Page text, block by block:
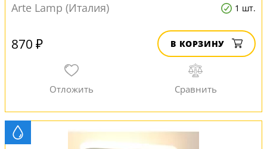
Arte Lamp (Италия)
1 шт.
870 ₽ В КОРЗИНУ